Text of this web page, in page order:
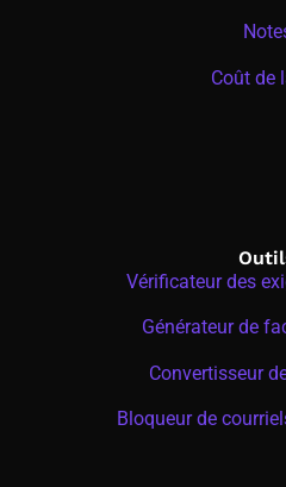
Coût de
Vérificateur des
Générateur de
Convertisseur
Bloqueur de